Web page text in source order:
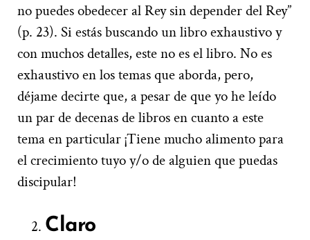
no puedes obedecer al Rey sin depender del Rey”
(p. 23). Si estás buscando un libro exhaustivo y
con muchos detalles, este no es el libro. No es
exhaustivo en los temas que aborda, pero,
déjame decirte que, a pesar de que yo he leído
un par de decenas de libros en cuanto a este
tema en particular ¡Tiene mucho alimento para
el crecimiento tuyo y/o de alguien que puedas
discipular!
Claro